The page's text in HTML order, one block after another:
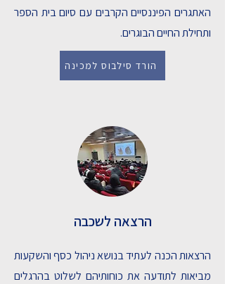
האתגרים הפיננסיים הקרבים עם סיום בית הספר
ותחילת החיים הבוגרים.
הורד סילבוס למכינה
הרצאה לשכבה
הרצאות הכנה לעתיד בנושא ניהול כסף והשקעות
מביאות לתודעה את כוחותיהם לשלוט בהרגלים